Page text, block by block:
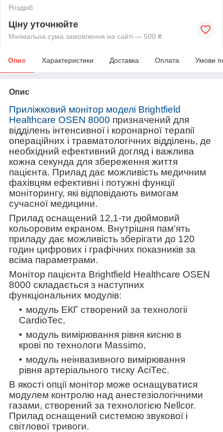
Роздріб
Ціну уточнюйте
Мінімальна сума замовлення на сайті — 500 ₴
Опис Характеристики Доставка Оплата Умови
Опис
Приліжковий монітор моделі Brightfield
Healthcare OSEN 8000 призначений для
відділень інтенсивної і коронарної терапії
операційних і травматологічних відділень, де
необхідний ефективний догляд і важлива
кожна секунда для збереження життя
пацієнта. Прилад дає можливість медичним
фахівцям ефективні і потужні функції
моніторингу, які відповідають вимогам
сучасної медицини.
Прилад оснащений 12,1-ти дюймовий
кольоровим екраном. Внутрішня пам'ять
приладу дає можливість зберігати до 120
годин цифрових і графічних показників за
всіма параметрами.
Монітор пацієнта Brightfield Healthcare OSEN
8000 складається з наступних
функціональних модулів:
модуль ЕКГ створений за технологіі
CardioTec,
модуль вимірювання рівня кисню в
крові по технологи Massimo,
модуль неінвазивного вимірювання
рівня артеріального тиску АсіТес.
В якості опції монітор може оснащуватися
модулем контролю над анестезіологічними
газами, створений за технологією Nellcor.
Прилад оснащений системою звукової і
світлової тривоги.